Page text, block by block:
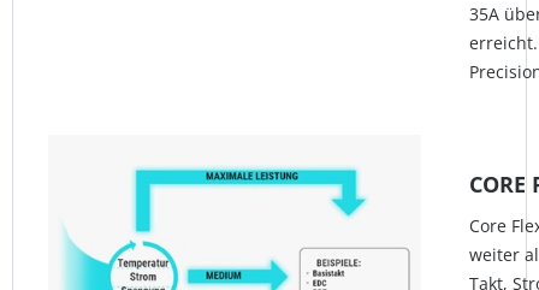
35A
CORE
Core
weiter
Takt,